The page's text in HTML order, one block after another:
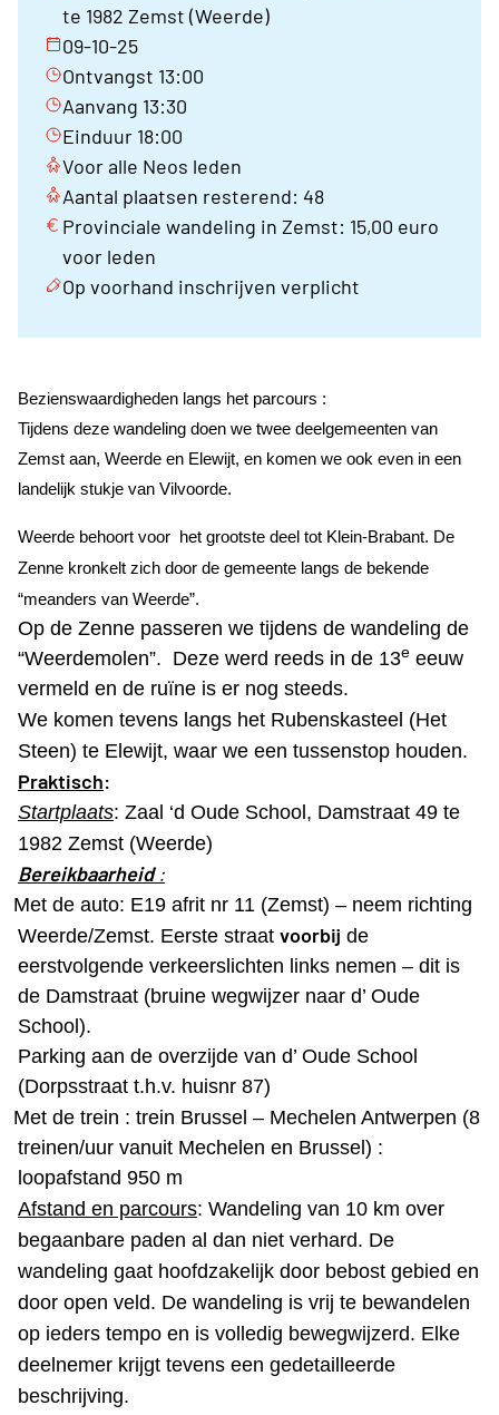
te 1982 Zemst (Weerde)
09-10-25
Ontvangst 13:00
Aanvang 13:30
Einduur 18:00
Voor alle Neos leden
Aantal plaatsen resterend: 48
Provinciale wandeling in Zemst: 15,00 euro
voor leden
Op voorhand inschrijven verplicht
Bezienswaardigheden langs het parcours :
Tijdens deze wandeling doen we twee deelgemeenten van
Zemst aan, Weerde en Elewijt, en komen we ook even in een
landelijk stukje van Vilvoorde.
Weerde behoort voor
het grootste deel tot Klein-Brabant. De
Zenne kronkelt zich door de gemeente langs de bekende
“meanders van Weerde”.
Op de Zenne passeren we tijdens de wandeling de
“Weerdemolen”. Deze werd reeds in de 13e eeuw
vermeld en de ruïne is er nog steeds.
We komen tevens langs het Rubenskasteel (Het
Steen) te Elewijt, waar we een tussenstop houden.
Praktisch:
Startplaats: Zaal ‘d Oude School, Damstraat 49 te
1982 Zemst (Weerde)
Bereikbaarheid:
Met de auto: E19 afrit nr 11 (Zemst) – neem richting
Weerde/Zemst. Eerste straat voorbij de
eerstvolgende verkeerslichten links nemen – dit is
de Damstraat (bruine wegwijzer naar d’ Oude
School).
Parking aan de overzijde van d’ Oude School
(Dorpsstraat t.h.v. huisnr 87)
Met de trein : trein Brussel – Mechelen Antwerpen (8
treinen/uur vanuit Mechelen en Brussel) :
loopafstand 950 m
Afstand en parcours: Wandeling van 10 km over
begaanbare paden al dan niet verhard. De
wandeling gaat hoofdzakelijk door bebost gebied en
door open veld. De wandeling is vrij te bewandelen
op ieders tempo en is volledig bewegwijzerd. Elke
deelnemer krijgt tevens een gedetailleerde
beschrijving.